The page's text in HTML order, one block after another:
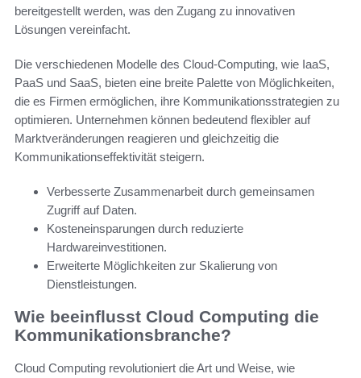
bereitgestellt werden, was den Zugang zu innovativen
Lösungen vereinfacht.
Die verschiedenen Modelle des Cloud-Computing, wie IaaS,
PaaS und SaaS, bieten eine breite Palette von Möglichkeiten,
die es Firmen ermöglichen, ihre Kommunikationsstrategien zu
optimieren. Unternehmen können bedeutend flexibler auf
Marktveränderungen reagieren und gleichzeitig die
Kommunikationseffektivität steigern.
Verbesserte Zusammenarbeit durch gemeinsamen
Zugriff auf Daten.
Kosteneinsparungen durch reduzierte
Hardwareinvestitionen.
Erweiterte Möglichkeiten zur Skalierung von
Dienstleistungen.
Wie beeinflusst Cloud Computing die
Kommunikationsbranche?
Cloud Computing revolutioniert die Art und Weise, wie